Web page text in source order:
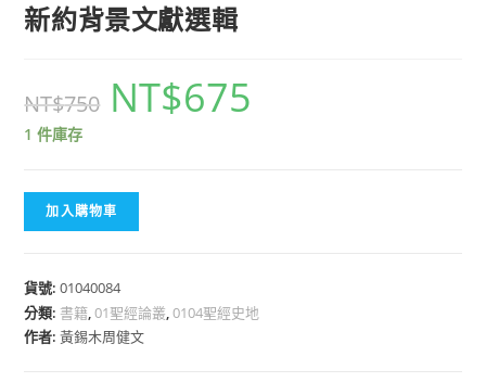
新約背景文獻選輯
NT$750 NT$675
1 件庫存
加入購物車
貨號:01040084
分類: 書籍,01聖經論叢,0104聖經史地
作者:黃錫木周健文